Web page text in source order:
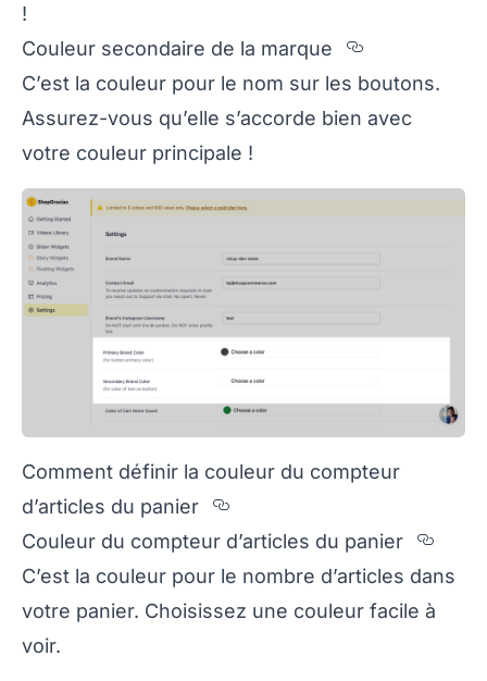
!
Couleur secondaire de la marque
Section
C’est la couleur pour le nom sur les boutons.
Assurez-vous qu’elle s’accorde bien avec
votre couleur principale !
Comment définir la couleur du compteur
d’articles du panier
Section titled
Couleur du compteur d’articles du panier
C’est la couleur pour le nombre d’articles dans
votre panier. Choisissez une couleur facile à
voir.